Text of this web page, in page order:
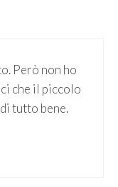
Però non ho
che il piccolo
tutto bene.